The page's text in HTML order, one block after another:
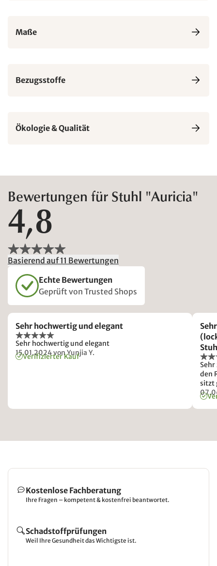
Maße
Bezugsstoffe
Ökologie & Qualität
Bewertungen für Stuhl "Auricia"
4,8
Basierend auf 11 Bewertungen
Echte Bewertungen
Geprüft von Trusted Shops
Sehr hochwertig und elegant
Sehr hochwertig und elegant
15.01.2024von Yunjia Y.
Verifizierter Kauf
den
sitzt
so
Kostenlose Fachberatung
Ihre Fragen – kompetent & kostenfrei beantwortet.
Schadstoffprüfungen
Weil Ihre Gesundheit das Wichtigste ist.